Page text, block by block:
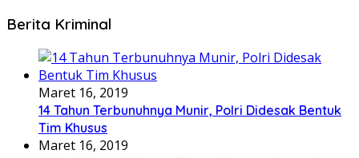
Berita Kriminal
Maret 16, 2019
14 Tahun Terbunuhnya Munir, Polri Didesak Bentuk
Tim Khusus
Maret 16, 2019